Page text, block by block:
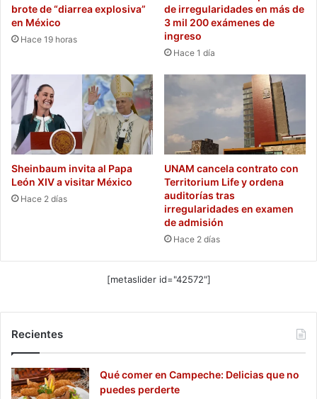
brote de “diarrea explosiva”
en México
Hace 19 horas
de irregularidades en más de
3 mil 200 exámenes de
ingreso
Hace 1 día
Sheinbaum invita al Papa
León XIV a visitar México
Hace 2 días
UNAM cancela contrato con
Territorium Life y ordena
auditorías tras
irregularidades en examen
de admisión
Hace 2 días
[metaslider id="42572"]
Recientes
Qué comer en Campeche: Delicias que no
puedes perderte